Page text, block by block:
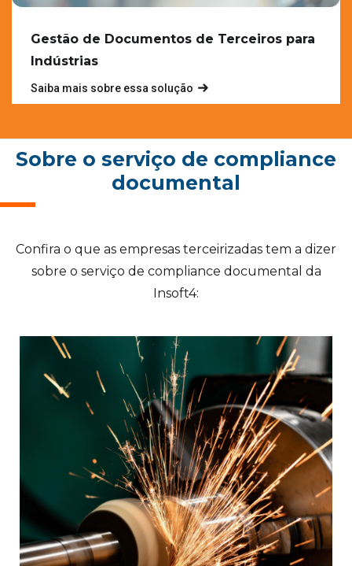
Gestão de Documentos de Terceiros para
Indústrias
Saiba mais sobre essa solução
Sobre o serviço de compliance
documental
Confira o que as empresas terceirizadas tem a dizer
sobre o serviço de compliance documental da
Insoft4: